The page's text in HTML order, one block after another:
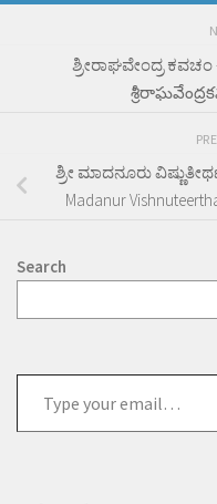
ಶ್ರೀರಾಘವೇಂದ್ರ ಕವಚಂ
ಶ್ರೀ ಮಾದನೂರು
Madanur
Search
your